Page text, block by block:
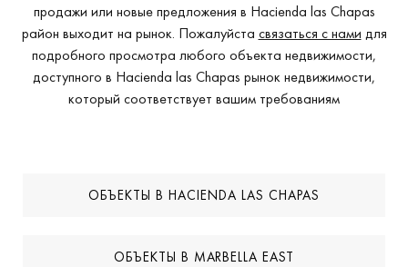
продажи или новые предложения в Hacienda las Chapas
район выходит на рынок. Пожалуйста связаться с нами для
подробного просмотра любого объекта недвижимости,
доступного в Hacienda las Chapas рынок недвижимости,
который соответствует вашим требованиям
ОБЪЕКТЫ В HACIENDA LAS CHAPAS
ОБЪЕКТЫ В MARBELLA EAST